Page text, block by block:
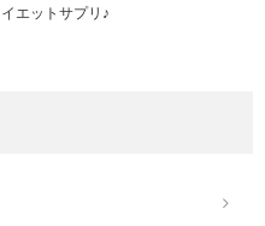
イエットサプリ♪